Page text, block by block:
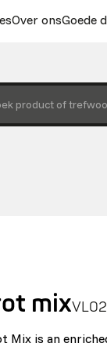
Over onsGoede
product of
mix
Mix is an